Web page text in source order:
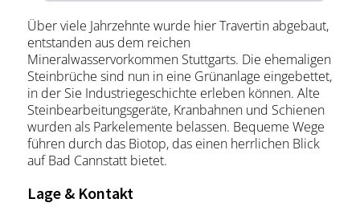
Über viele Jahrzehnte wurde hier Travertin abgebaut,
entstanden aus dem reichen
Mineralwasservorkommen Stuttgarts. Die ehemaligen
Steinbrüche sind nun in eine Grünanlage eingebettet,
in der Sie Industriegeschichte erleben können. Alte
Steinbearbeitungsgeräte, Kranbahnen und Schienen
wurden als Parkelemente belassen. Bequeme Wege
führen durch das Biotop, das einen herrlichen Blick
auf Bad Cannstatt bietet.
Lage & Kontakt